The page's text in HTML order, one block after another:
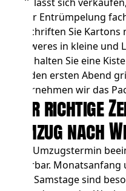
einer Entrümpelung
Beschriften Sie
Schweres in kleine
und halten Sie eine
für den ersten Abend
übernehmen wir das
Der richtige
Umzug nach
Der Umzugstermin
spürbar.
und Samstage sind